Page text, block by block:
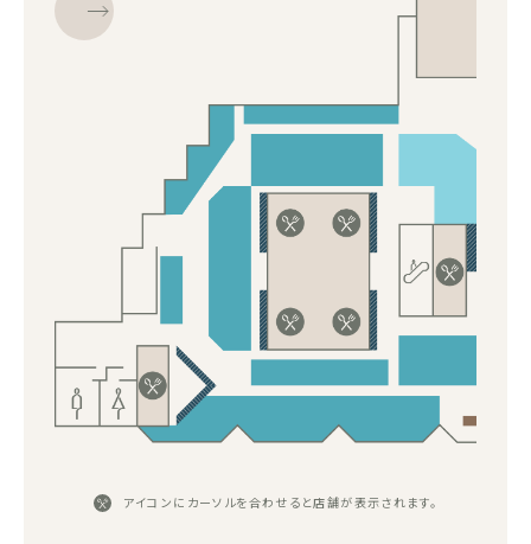
アイコンにカーソルを合わせると店舗が表示されます。